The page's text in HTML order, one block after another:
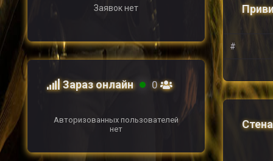
#
Стена
Заявок нет
Зараз онлайн 0
Авторизованных пользователей
нет